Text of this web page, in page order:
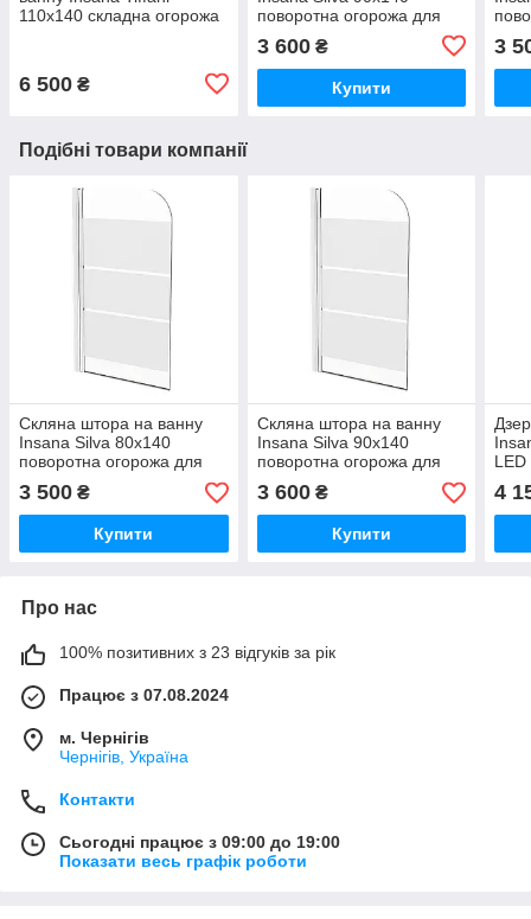
110х140 складна огорожа
6 500 ₴
поворотна огорожа для
3 600₴
Купити
3
Подібні товари компанії
Скляна штора на ванну
Insana Silva 80х140
поворотна огорожа для
ванни з малюнком
3 500 ₴
Купити
Скляна штора на ванну
Insana Silva 90х140
поворотна огорожа для
ванни з малюнком
3 600₴
Купити
LED
4
Про нас
100% позитивних з 23 відгуків за рік
Працює з 07.08.2024
м. Чернігів
Чернігів, Україна
Контакти
Сьогодні працює з 09:00 до 19:00
Показати весь графік роботи